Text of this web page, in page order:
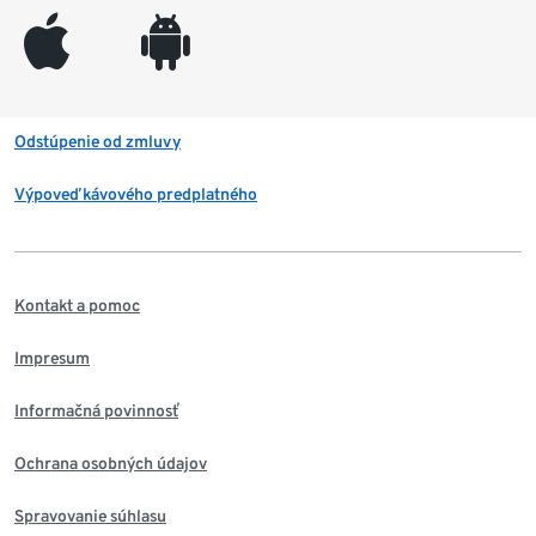
appleinc android
Odstúpenie od zmluvy
Výpoveď kávového predplatného
Kontakt a pomoc
Impresum
Informačná povinnosť
Ochrana osobných údajov
Spravovanie súhlasu